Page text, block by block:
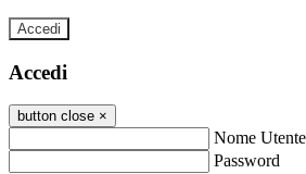
Accedi
Accedi
button close ×
Nome Utente
Password